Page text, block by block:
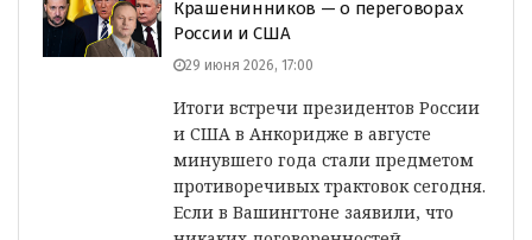
Крашенинников — о переговорах
России и США
29 июня 2026, 17:00
Итоги встречи президентов России
и США в Анкоридже в августе
минувшего года стали предметом
противоречивых трактовок сегодня.
Если в Вашингтоне заявили, что